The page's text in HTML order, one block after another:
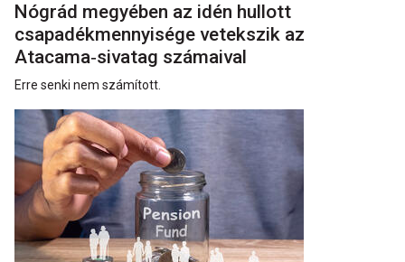
Nógrád megyében az idén hullott
csapadékmennyisége vetekszik az
Atacama‑sivatag számaival
Erre senki nem számított.